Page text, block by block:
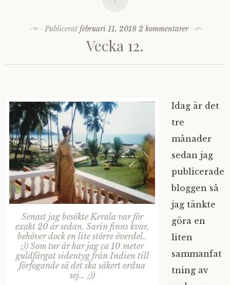
Publiceratfebruari 11, 2018 2 kommentarer
Vecka 12.
Senast jag besökte Kerala var för
exakt 20 år sedan. Sarin finns kvar,
behöver dock en lite större överdel..
;)) Som tur är har jag ca 10 meter
guldfärgat sidentyg från Indien till
förfogande så det ska säkert ordna
sej… ;))
Idag är det
tre
månader
sedan jag
publicerade
bloggen så
jag tänkte
göra en
liten
sammanfat
tning av